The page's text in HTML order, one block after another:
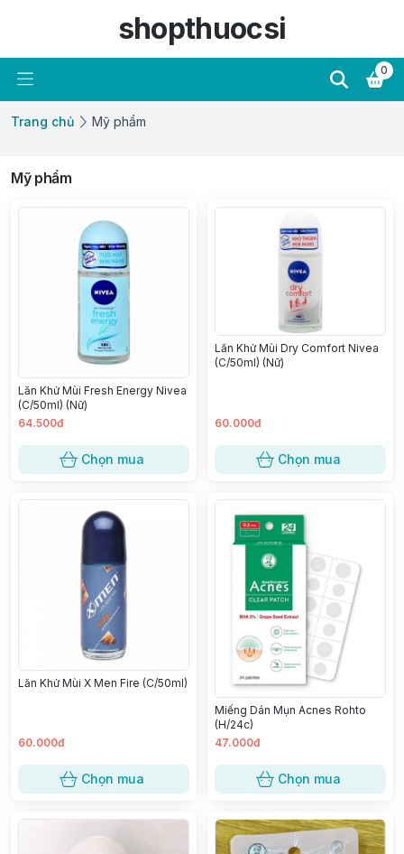
shopthuocsi
0
Trang chủ Mỹ phẩm
Mỹ phẩm
Lăn Khử Mùi Fresh Energy Nivea
(C/50ml) (Nữ)
64.500đ
Chọn mua
Lăn Khử Mùi Dry Comfort Nivea
(C/50ml) (Nữ)
60.000đ
Chọn mua
Lăn Khử Mùi X Men Fire (C/50ml)
60.000đ
Chọn mua
Miếng Dán Mụn Acnes Rohto
(H/24c)
47.000đ
Chọn mua